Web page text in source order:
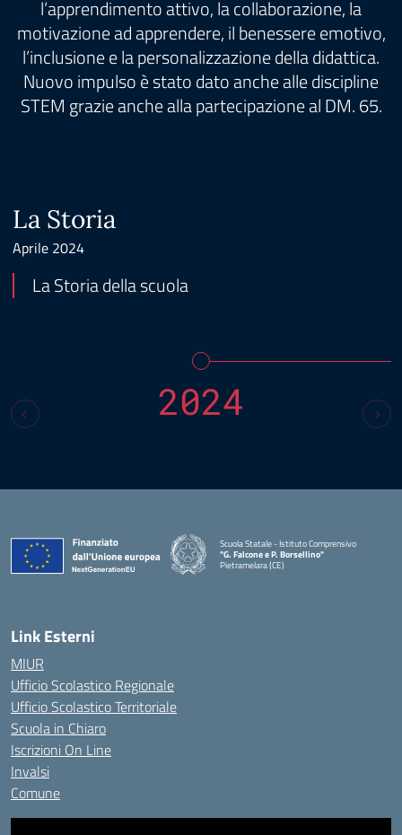
l’apprendimento attivo, la collaborazione, la
motivazione ad apprendere, il benessere emotivo,
l’inclusione e la personalizzazione della didattica.
Nuovo impulso è stato dato anche alle discipline
STEM grazie anche alla partecipazione al DM. 65.
La Storia
Aprile 2024
La Storia della scuola
2024
Scuola Statale - Istituto Comprensivo
"G. Falcone e P. Borsellino"
Pietramelara (CE)
Link Esterni
MIUR
Ufficio Scolastico Regionale
Ufficio Scolastico Territoriale
Scuola in Chiaro
Iscrizioni On Line
Invalsi
Comune